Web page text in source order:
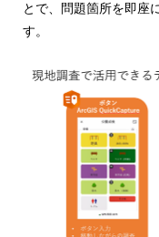
とで、問題箇所を即座
す。